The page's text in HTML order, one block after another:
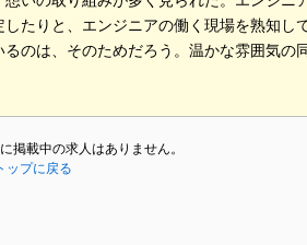
したりと、エンジニアの働く現場を熟知
のは、そのためだろう。温かな雰囲気の
掲載中の求人はありません。
ップに戻る